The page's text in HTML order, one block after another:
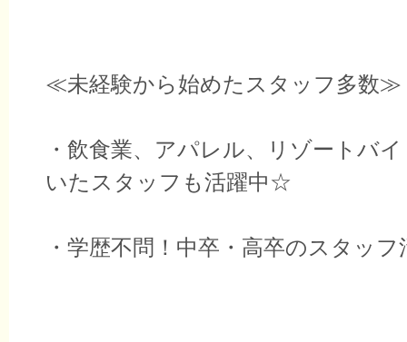
≪未経験から始めたスタッフ多数≫
・飲食業、アパレル、リゾートバ
いたスタッフも活躍中☆
・学歴不問！中卒・高卒のスタッフ